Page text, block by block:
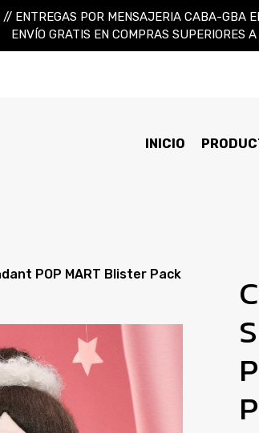
ENTREGAS POR MENSAJERIA CABA-
ENVÍO GRATIS EN COMPRAS SUPERIORES
INICIO
POP MART Blister Pack